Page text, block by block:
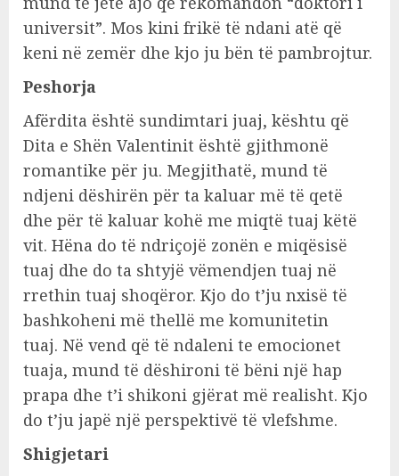
universit”. Mos kini frikë të ndani atë që
keni në zemër dhe kjo ju bën të pambrojtur.
Peshorja
Afërdita është sundimtari juaj, kështu që
Dita e Shën Valentinit është gjithmonë
romantike për ju. Megjithatë, mund të
ndjeni dëshirën për ta kaluar më të qetë
dhe për të kaluar kohë me miqtë tuaj këtë
vit. Hëna do të ndriçojë zonën e miqësisë
tuaj dhe do ta shtyjë vëmendjen tuaj në
rrethin tuaj shoqëror. Kjo do t’ju nxisë të
bashkoheni më thellë me komunitetin
tuaj. Në vend që të ndaleni te emocionet
tuaja, mund të dëshironi të bëni një hap
prapa dhe t’i shikoni gjërat më realisht. Kjo
do t’ju japë një perspektivë të vlefshme.
Shigjetari